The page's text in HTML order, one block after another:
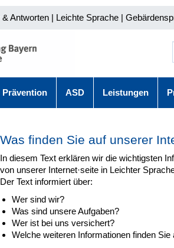
& Antworten | Leichte Sprache |
Prävention ASD Leistungen
Was finden Sie auf unserer
In diesem Text erklären wir die wichtigsten
von unserer Internet·seite in Leichter
Der Text informiert über:
Wer sind wir?
Was sind unsere Aufgaben?
Wer ist bei uns versichert?
Welche weiteren Informationen finden Sie